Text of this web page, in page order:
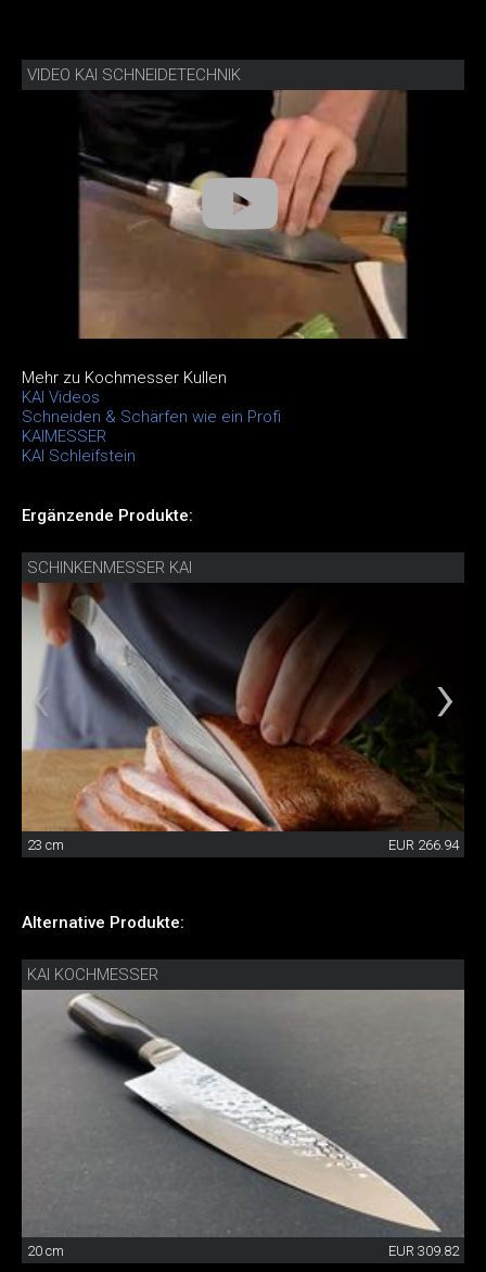
VIDEO KAI SCHNEIDETECHNIK
Mehr zu Kochmesser Kullen
KAI Videos
Schneiden & Schärfen wie ein Profi
KAIMESSER
KAI Schleifstein
Ergänzende Produkte:
SCHINKENMESSER KAI
23 cm EUR 266.94
Alternative Produkte:
KAI KOCHMESSER
20 cm EUR 309.82